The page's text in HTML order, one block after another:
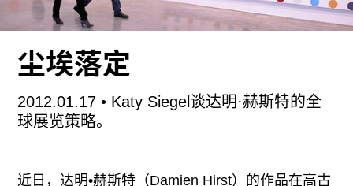
想》和小型装置《中国功夫》，以及周末的沙龙、
观影等活动。这次活动从2011年10月24日至11月
22日在深圳华侨城的OCT创意园南区雅库艺术空间
进行。
坚果兄弟的本意是对民营独立书店的生存状态进行
尘埃落定
2012.01.17• Katy Siegel谈达明·赫斯特的全
球展览策略。
近日，达明•赫斯特（Damien Hirst）的作品在高古